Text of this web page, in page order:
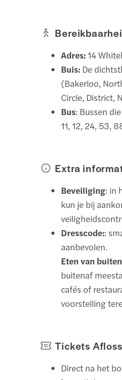
Adres:14
Buis: De
(Bakerloo,
Circle, District,
Bus: Bussen
11, 12, 24, 53,
Extra
Beveiliging: in
kun je bij
Dresscode::
aanbevolen.
Eten van
buitenaf
cafés of
voorstelling
Tickets
Direct na het